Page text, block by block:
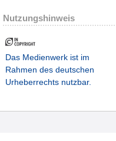
Nutzungshinweis
Das Medienwerk ist im
Rahmen des deutschen
Urheberrechts nutzbar.